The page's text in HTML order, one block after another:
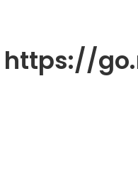
https://